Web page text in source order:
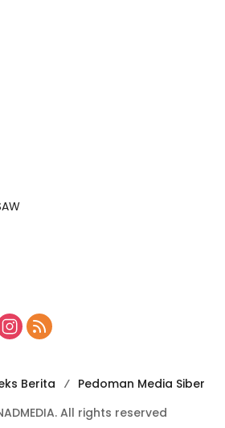
Berita
Pedoman Media Siber
All rights reserved